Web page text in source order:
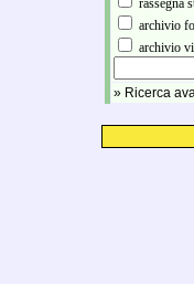
rassegna
archivio
archivio
» Ricerca